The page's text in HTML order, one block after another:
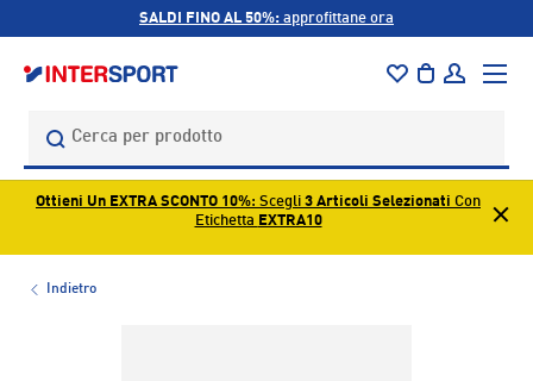
SALDI FINO AL 50%: approfittane ora
Cerca
BorsaAccedi
Menu
Ottieni Un EXTRA SCONTO 10%: Scegli 3 Articoli Selezionati Con
Etichetta EXTRA10
Indietro